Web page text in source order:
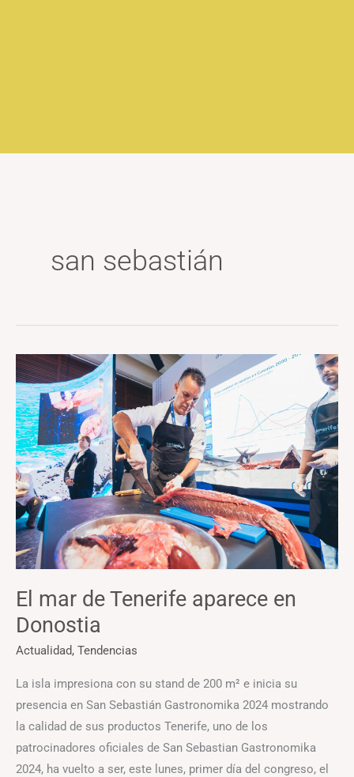
san sebastián
El mar de Tenerife aparece en
Donostia
Actualidad, Tendencias
La isla impresiona con su stand de 200 m² e inicia su
presencia en San Sebastián Gastronomika 2024 mostrando
la calidad de sus productos Tenerife, uno de los
patrocinadores oficiales de San Sebastian Gastronomika
2024, ha vuelto a ser, este lunes, primer día del congreso, el
El
mar
de
Tenerife
aparece
en
Donostia